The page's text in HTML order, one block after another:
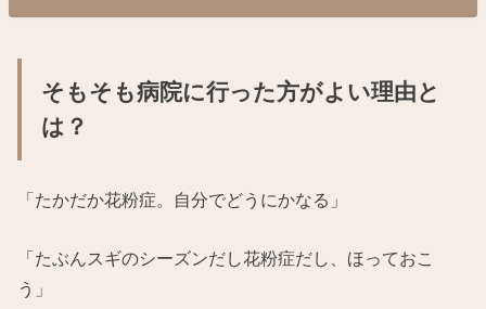
そもそも病院に行った方がよい理由と
は？
「たかだか花粉症。自分でどうにかなる」
「たぶんスギのシーズンだし花粉症だし、ほっておこ
う」